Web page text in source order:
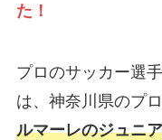
た！
プロのサッカー選
は、神奈川県のプ
ルマーレのジュニ